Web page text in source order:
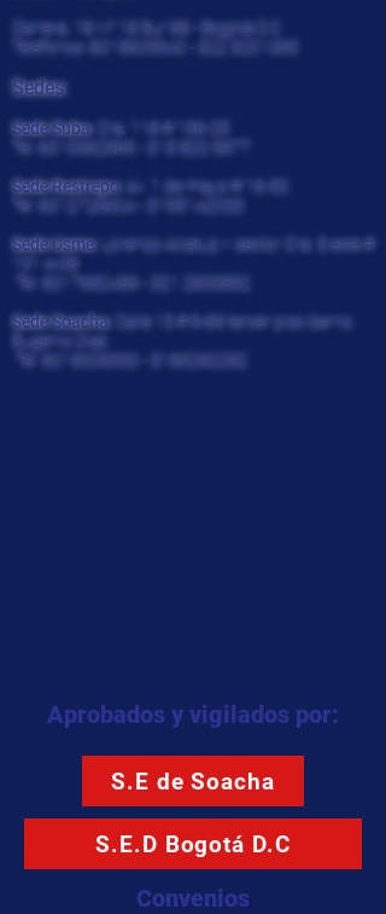
Carrera. 18 N° 18 Sur 68 - Bogotá D.C
Teléfonos: 6015605540 - 322 3201065
Sedes:
Sede Suba: Cra. 118 # 136-25
Tel: 6015362966 - 315 820 5977
Sede Restrepo: Av. 1 de mayo # 16-30
Tel: 6012726924- 3195142033
Sede Usme: Lorenzo Alcatuz II sector Cra. 5 este #
101 A-08
Tel: 6017682486 - 321 2935892
Sede Soacha: Calle 13 # 9-69 tercer piso barrio
Eugenio Diaz
Tel: 6019009330 - 3166292292
Aprobados y vigilados por:
S.E de Soacha
S.E.D Bogotá D.C
Convenios